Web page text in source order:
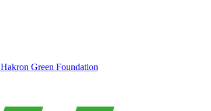
Hakron Green Foundation